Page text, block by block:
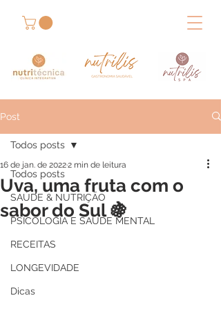
Post
Todos posts
SAÚDE & NUTRIÇÃO
PSICOLOGIA E SAÚDE MENTAL
RECEITAS
LONGEVIDADE
Dicas
Todos posts
Uva, uma fruta com o
sabor do Sul 🍇
16 de jan. de 20222 min de leitura